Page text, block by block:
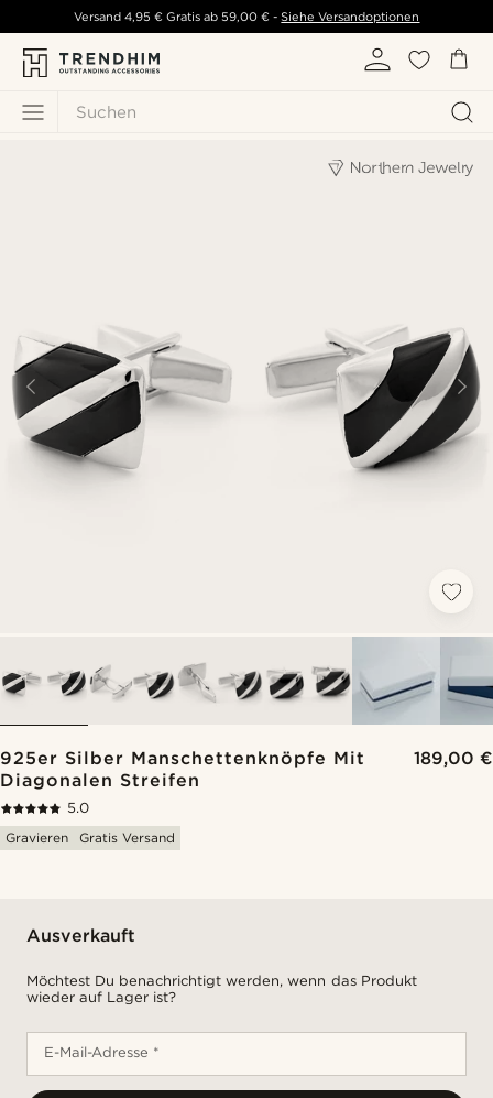
Suchen
Versand 4,95 € Gratis ab 59,00 € - Siehe Versandoptionen
925er Silber Manschettenknöpfe Mit
Diagonalen Streifen
189,00 €
5.0
Gravieren
Gratis Versand
Ausverkauft
Möchtest Du benachrichtigt werden, wenn das Produkt
wieder auf Lager ist?
E-Mail-Adresse *